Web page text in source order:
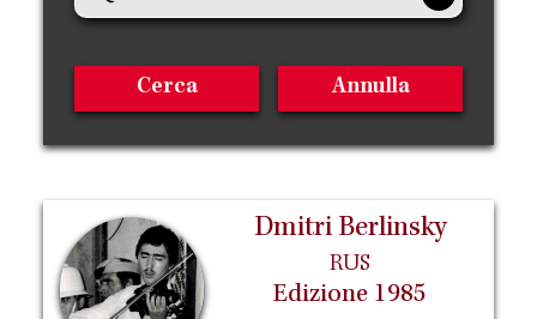
Dmitri Berlinsky
RUS
Edizione 1985